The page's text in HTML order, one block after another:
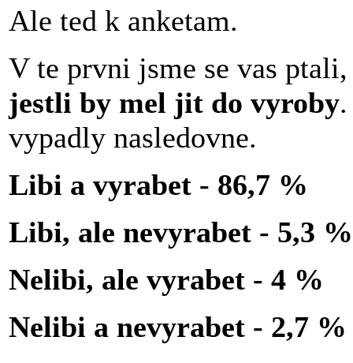
Ale ted k anketam.
V te prvni jsme se vas
jestli by mel jit do vyroby
vypadly nasledovne.
Libi a vyrabet - 86,7 %
Libi, ale nevyrabet - 5,3 %
Nelibi, ale vyrabet - 4 %
Nelibi a nevyrabet - 2,7 %